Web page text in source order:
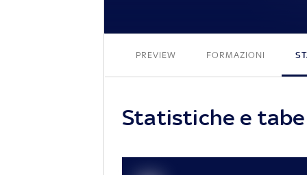
PREVIEW FORMAZIONI
Statistiche e